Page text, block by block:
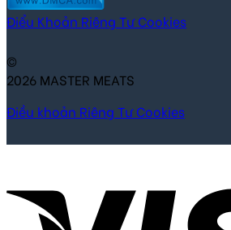
Điểu Khoản Riêng Tư Cookies
©
2026 MASTER MEATS
Điều khoản Riêng Tư Cookies